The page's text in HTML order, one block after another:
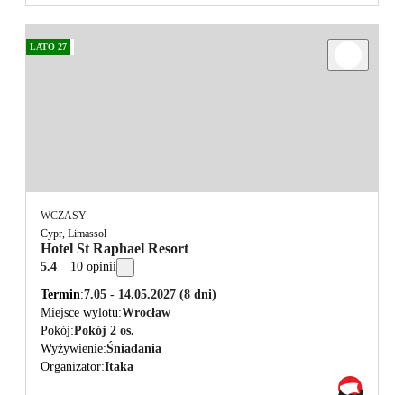
LATO 27
WCZASY
Cypr, Limassol
Hotel St Raphael Resort
5.4 10 opinii
Termin 7.05 - 14.05.2027 (8 dni)
Miejsce wylotu Wrocław
Pokój Pokój 2 os.
Wyżywienie Śniadania
Organizator Itaka